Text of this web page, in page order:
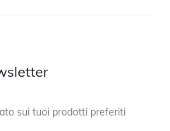
sui tuoi prodotti preferiti